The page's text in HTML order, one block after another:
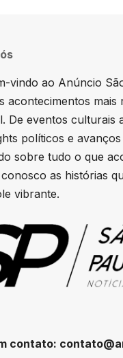
vindo ao Anúncio
acontecimentos mais
De eventos culturais
políticos e
sobre tudo o que
as histórias
vibrante.
contato: